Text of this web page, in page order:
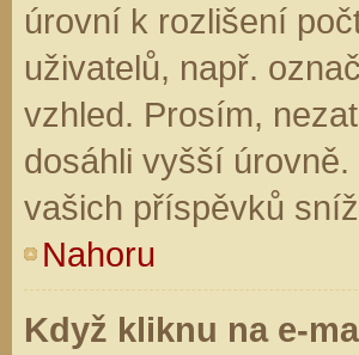
úrovní k rozlišení
uživatelů, např.
vzhled. Prosím,
dosáhli vyšší
vašich příspěvků
Nahoru
Když kliknu na e-